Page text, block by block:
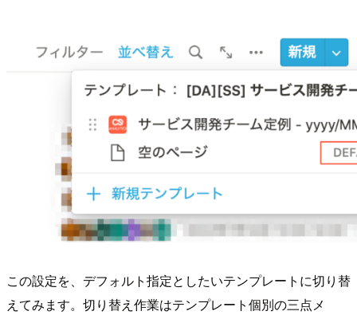
この設定を、デフォルト指定としたいテンプレートに切り替
えてみます。切り替え作業はテンプレート個別の三点メ